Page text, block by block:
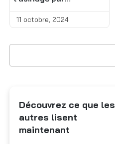
Découvrez ce que les
autres lisent
maintenant
11 octobre, 2024